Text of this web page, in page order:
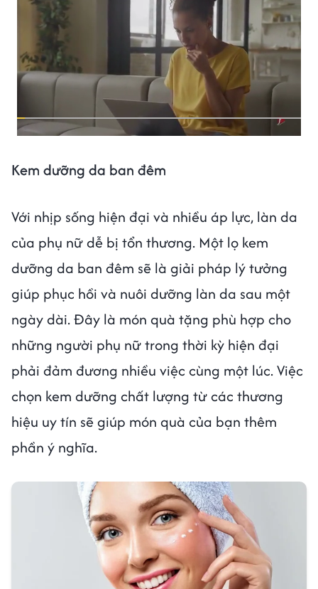
Kem dưỡng da ban đêm
Với nhịp sống hiện đại và nhiều áp lực, làn da
của phụ nữ dễ bị tổn thương. Một lọ kem
dưỡng da ban đêm sẽ là giải pháp lý tưởng
giúp phục hồi và nuôi dưỡng làn da sau một
ngày dài. Đây là món quà tặng phù hợp cho
những người phụ nữ trong thời kỳ hiện đại
phải đảm đương nhiều việc cùng một lúc. Việc
chọn kem dưỡng chất lượng từ các thương
hiệu uy tín sẽ giúp món quà của bạn thêm
phần ý nghĩa.